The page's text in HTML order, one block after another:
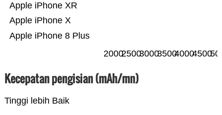
Apple iPhone 8 Plus
Apple iPhone X
Apple iPhone XR
200025003000350040004500
Kecepatan pengisian (mAh/mn)
Tinggi lebih Baik